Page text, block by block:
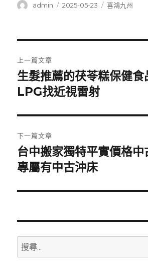
作
admin
發
2025-05-23
分
喜鴻九州
章
導
覽
上一篇文章
上
一
文
章:
生髮推薦的茯苓糕保健食
LPG找近視雷射
下一篇文章
下
一
文
台中搬家獨特平實價格
專屬有中古沖床
搜
尋